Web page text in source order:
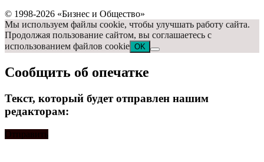
© 1998-2026 «Бизнес и Общество»
Мы используем файлы cookie, чтобы улучшать работу сайта.
Продолжая пользование сайтом, вы соглашаетесь с
использованием файлов cookie OK
Сообщить об опечатке
Текст, который будет отправлен нашим
редакторам:
Отправить